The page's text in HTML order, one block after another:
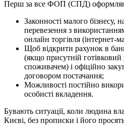
бізнесу.
Перш за все ФОП (СПД)
Законності малого бізнесу,
перевезення з
онлайн торгівля (інтернет-
Щоб відкрити рахунок в
(якщо присутній готівковий
споживачем) і офіційно
договором постачання;
особисті вкладення.